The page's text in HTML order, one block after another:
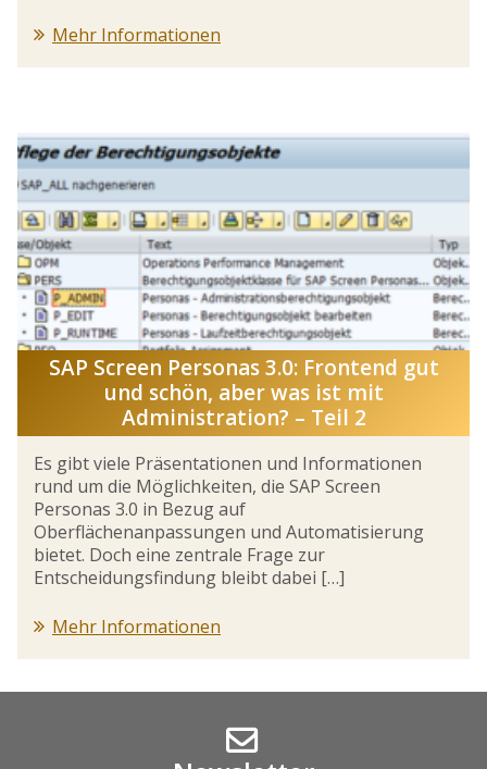
Mehr Informationen
SAP Screen Personas 3.0: Frontend gut
und schön, aber was ist mit
Administration? – Teil 2
Es gibt viele Präsentationen und Informationen
rund um die Möglichkeiten, die SAP Screen
Personas 3.0 in Bezug auf
Oberflächenanpassungen und Automatisierung
bietet. Doch eine zentrale Frage zur
Entscheidungsfindung bleibt dabei […]
Mehr Informationen